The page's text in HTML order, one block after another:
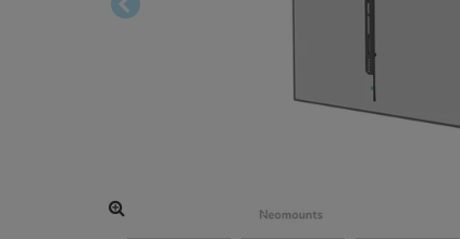
Lade- und Stromanschlüsse